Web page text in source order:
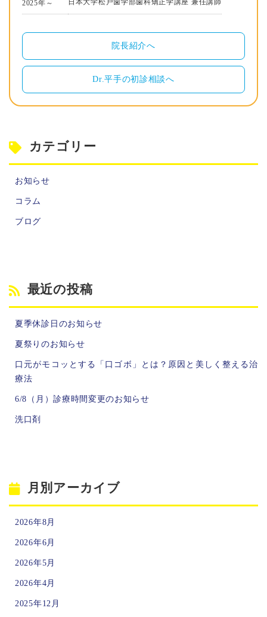
2025年～ 日本大学松戸歯学部歯科矯正学講座 兼任講師
院長紹介へ
Dr.平手の初診相談へ
カテゴリー
お知らせ
コラム
ブログ
最近の投稿
夏季休診日のお知らせ
夏祭りのお知らせ
口元がモコッとする「口ゴボ」とは？原因と美しく整える治
療法
6/8（月）診療時間変更のお知らせ
洗口剤
月別アーカイブ
2026年8月
2026年6月
2026年5月
2026年4月
2025年12月